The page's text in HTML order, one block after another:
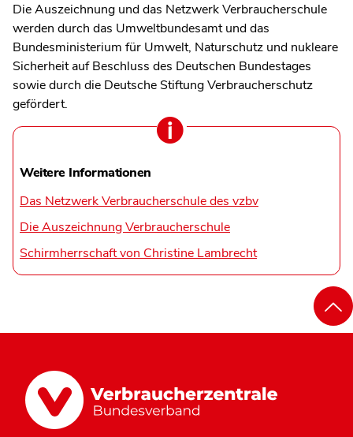
Die Auszeichnung und das Netzwerk Verbraucherschule
werden durch das Umweltbundesamt und das
Bundesministerium für Umwelt, Naturschutz und nukleare
Sicherheit auf Beschluss des Deutschen Bundestages
sowie durch die Deutsche Stiftung Verbraucherschutz
gefördert.
Weitere Informationen
Das Netzwerk Verbraucherschule des vzbv
Die Auszeichnung Verbraucherschule
Schirmherrschaft von Christine Lambrecht